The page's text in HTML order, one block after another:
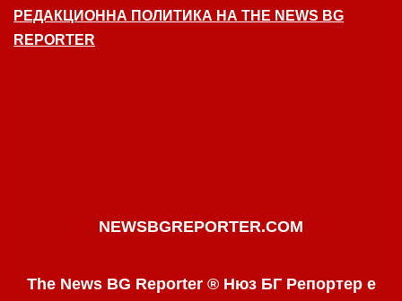
РЕДАКЦИОННА ПОЛИТИКА НА THE NEWS BG
REPORTER
NEWSBGREPORTER.COM
The News BG Reporter ® Нюз БГ Репортер е